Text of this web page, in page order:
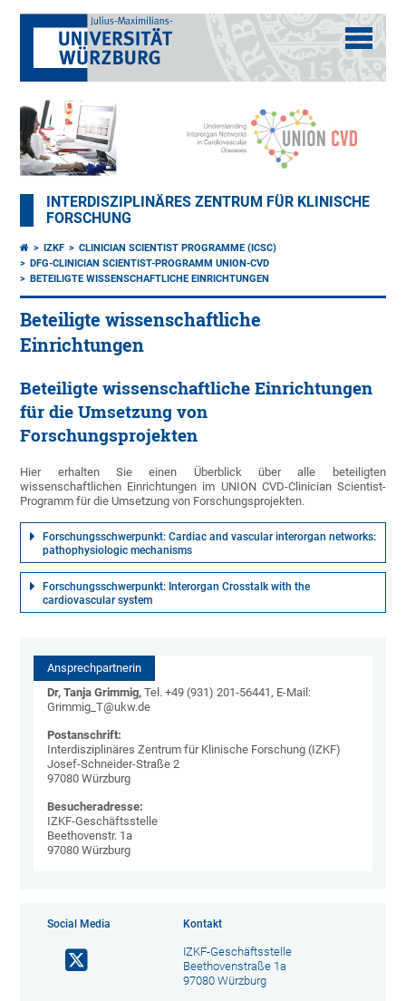
INTERDISZIPLINÄRES ZENTRUM FÜR KLINISCHE
FORSCHUNG
IZKF
CLINICIAN SCIENTIST PROGRAMME (ICSC)
DFG-CLINICIAN SCIENTIST-PROGRAMM UNION-CVD
BETEILIGTE WISSENSCHAFTLICHE EINRICHTUNGEN
Beteiligte wissenschaftliche
Einrichtungen
Beteiligte wissenschaftliche Einrichtungen
für die Umsetzung von
Forschungsprojekten
Hier erhalten Sie einen Überblick über alle beteiligten
wissenschaftlichen Einrichtungen im UNION CVD-Clinician Scientist-
Programm für die Umsetzung von Forschungsprojekten.
Forschungsschwerpunkt: Cardiac and vascular interorgan networks:
pathophysiologic mechanisms
Forschungsschwerpunkt: Interorgan Crosstalk with the
cardiovascular system
Ansprechpartnerin
Dr, Tanja Grimmig,Tel. +49 (931) 201-56441, E-Mail:
Grimmig_T@ukw.de
Postanschrift:
Interdisziplinäres Zentrum für Klinische Forschung (IZKF)
Josef-Schneider-Straße 2
97080 Würzburg
Besucheradresse:
IZKF-Geschäftsstelle
Beethovenstr. 1a
97080 Würzburg
Social Media Kontakt
IZKF-Geschäftsstelle
Beethovenstraße 1a
97080 Würzburg